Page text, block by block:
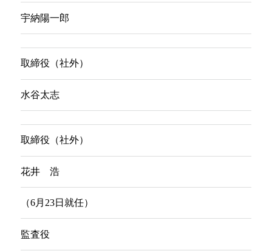
宇納陽一郎
取締役（社外）
水谷太志
取締役（社外）
花井 浩
（6月23日就任）
監査役